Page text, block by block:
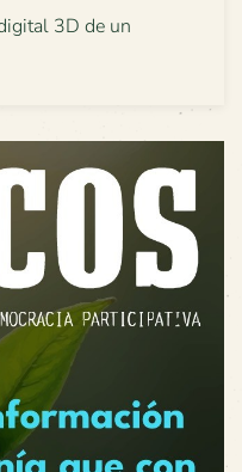
3D de un